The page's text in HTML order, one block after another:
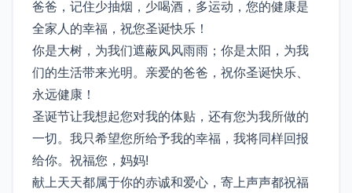
爸爸，记住少抽烟，少喝酒，多运动，您的健康是
全家人的幸福，祝您圣诞快乐！
你是大树，为我们遮蔽风风雨雨；你是太阳，为我
们的生活带来光明。亲爱的爸爸，祝你圣诞快乐、
永远健康！
圣诞节让我想起您对我的体贴，还有您为我所做的
一切。我只希望您所给予我的幸福，我将同样回报
给你。祝福您，妈妈!
献上天天都属于你的赤诚和爱心，寄上声声都祝福